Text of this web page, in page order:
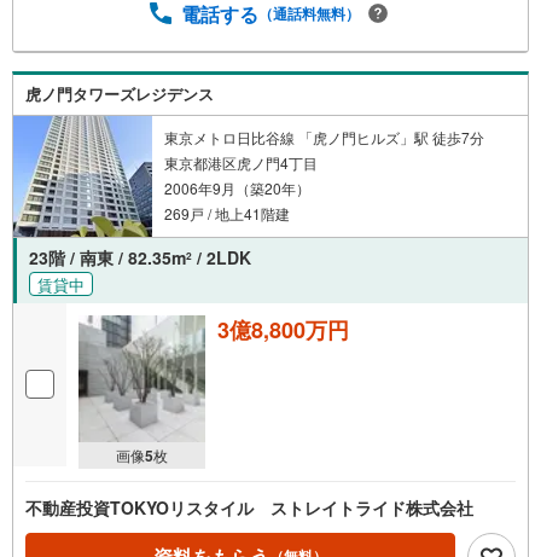
電話する （通話料無料）
虎ノ門タワーズレジデンス
東京メトロ日比谷線 「虎ノ門ヒルズ」駅 徒歩7分
東京都港区虎ノ門4丁目
2006年9月（築20年）
269戸 / 地上41階建
23階 / 南東 / 82.35m2 / 2LDK
賃貸中
画像5枚
3億8,800万円
不動産投資TOKYOリスタイル ストレイトライド株式会社